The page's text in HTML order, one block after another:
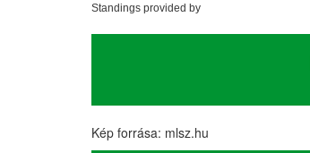
Standings provided by
Kép forrása: mlsz.hu